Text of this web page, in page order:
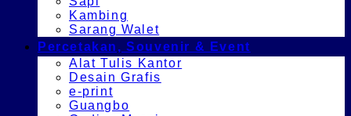
Kambing
Sarang Walet
Percetakan, Souvenir & Event
Alat Tulis Kantor
Desain Grafis
e-print
Guangbo